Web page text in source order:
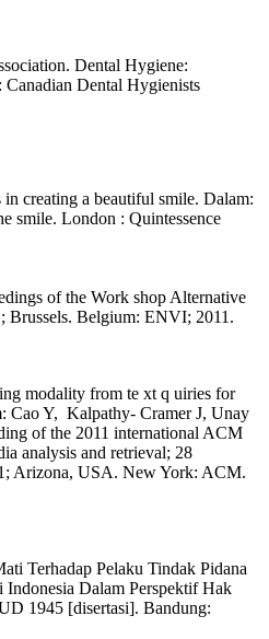
Dental Hygiene:
Dental Hygienists
creating a beautiful smile. Dalam:
smile. London : Quintessence
of the Work shop Alternative
Brussels. Belgium: ENVI; 2011.
modality from te xt q uiries for
Cao Y, Kalpathy- Cramer J, Unay
of the 2011 international ACM
analysis and retrieval; 28
Arizona, USA. New York: ACM.
Terhadap Pelaku Tindak Pidana
Dalam Perspektif Hak
1945 [disertasi]. Bandung: